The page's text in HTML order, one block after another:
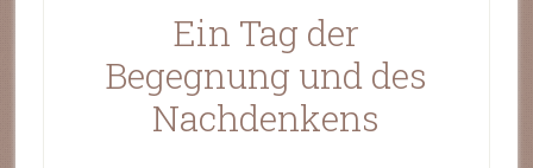
Ein Tag der
Begegnung und des
Nachdenkens